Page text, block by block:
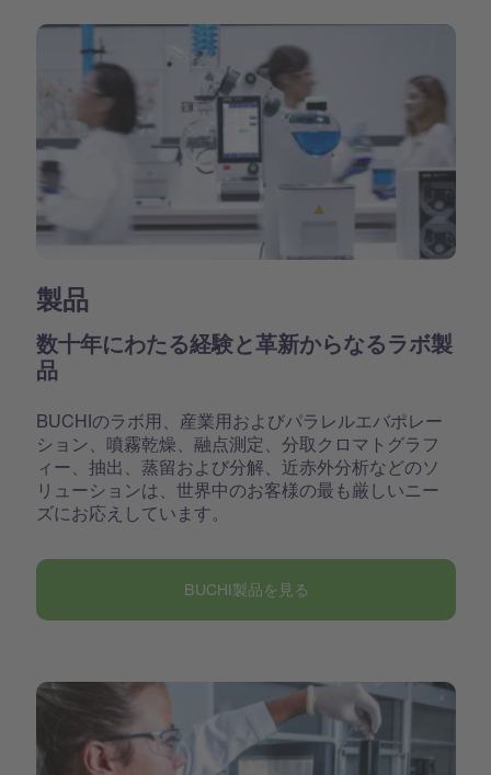
製品
数十年にわたる経験と革新からなるラボ製
品
BUCHIのラボ用、産業用およびパラレルエバポレー
ション、噴霧乾燥、融点測定、分取クロマトグラフ
ィー、抽出、蒸留および分解、近赤外分析などのソ
リューションは、世界中のお客様の最も厳しいニー
ズにお応えしています。
BUCHI製品を見る